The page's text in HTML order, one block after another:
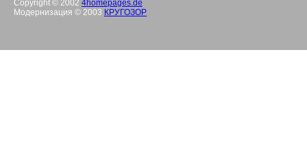
Copyright © 2002 4homepages.de
Модернизация © 2003 КРУГОЗОР